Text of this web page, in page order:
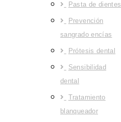
Pasta de dientes
Prevención
sangrado encías
Prótesis dental
Sensibilidad
dental
Tratamiento
blanqueador